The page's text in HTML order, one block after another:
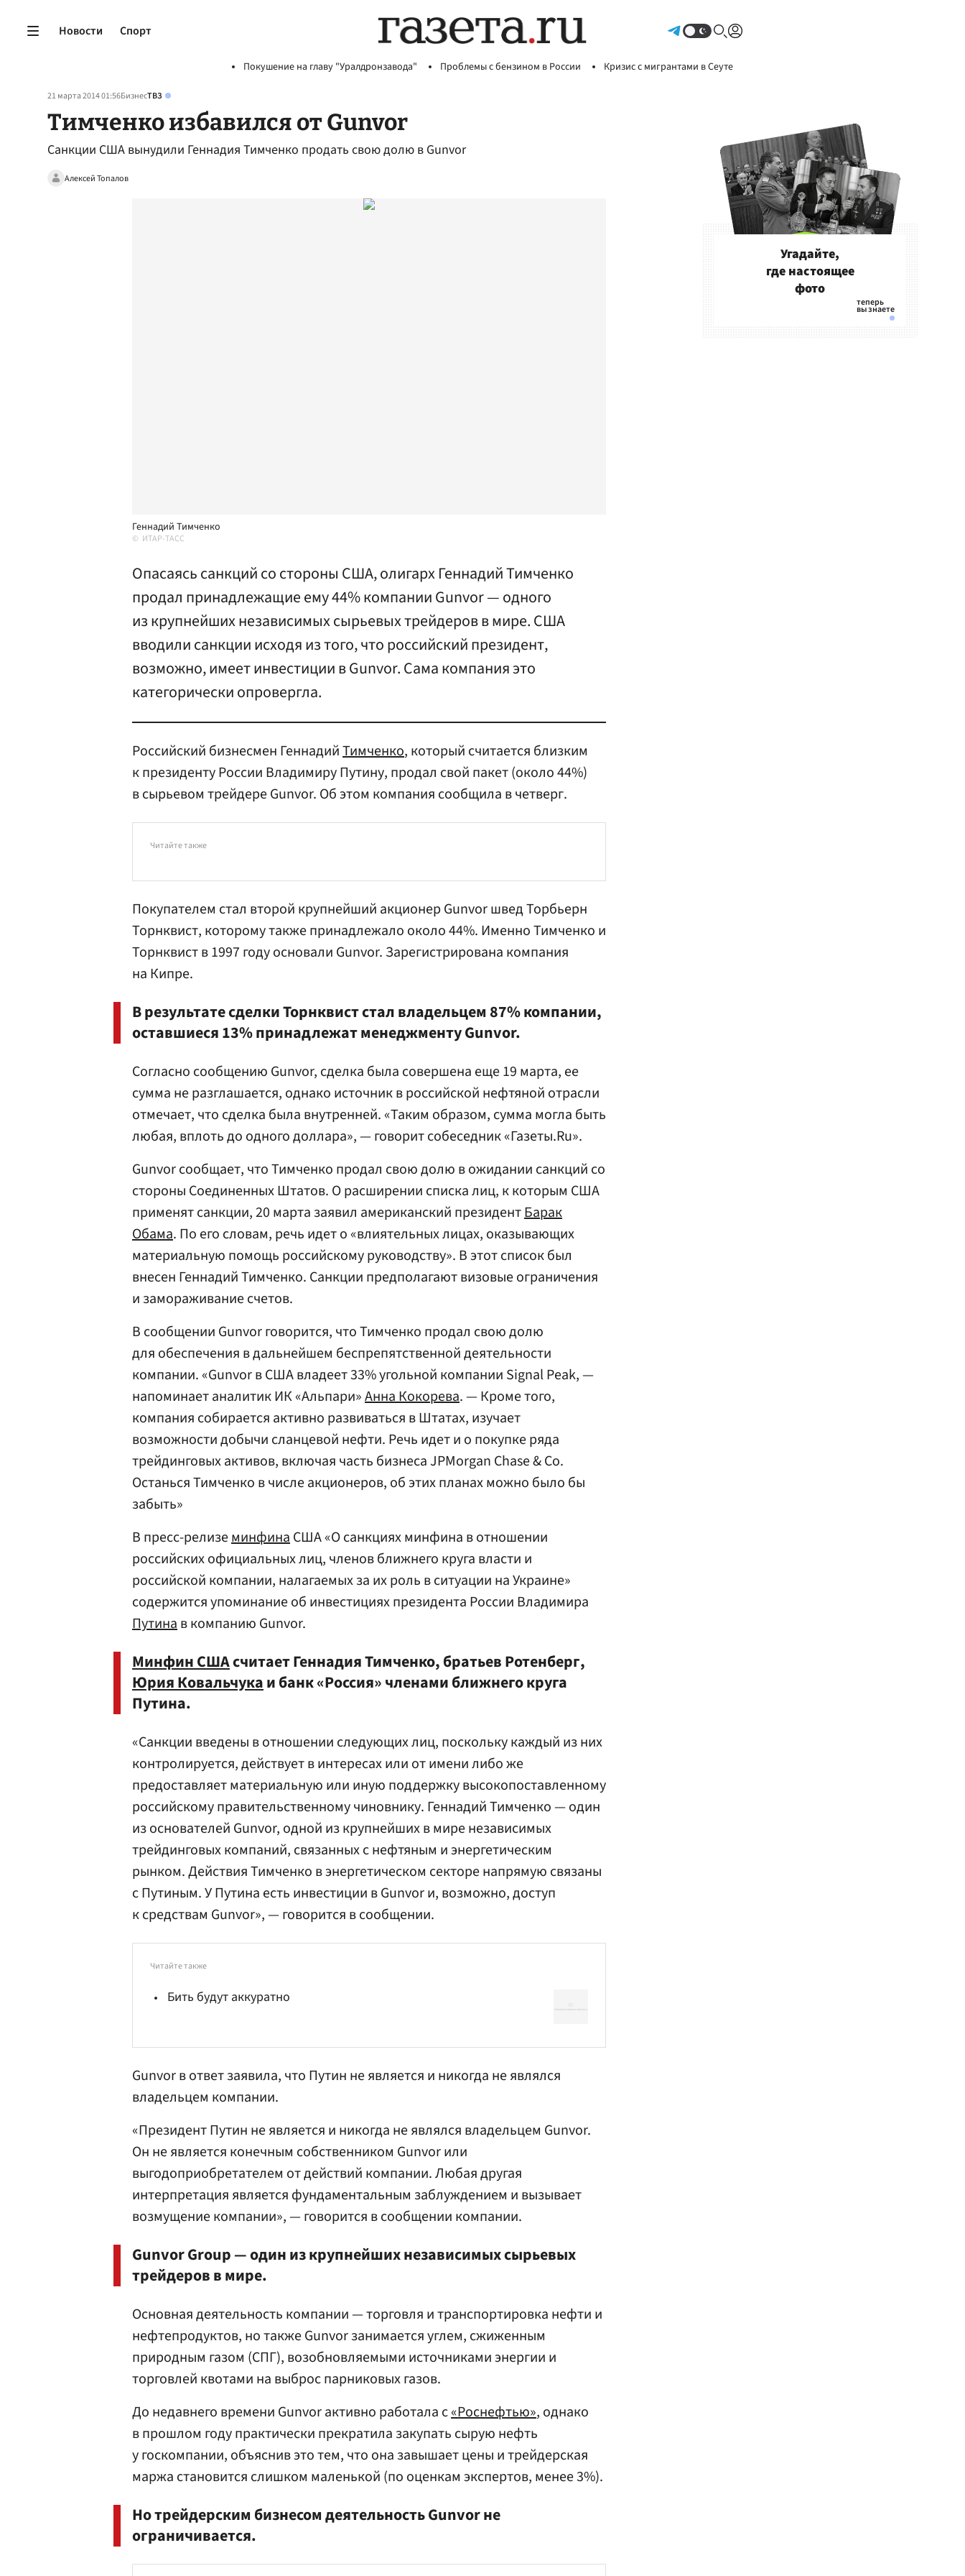
Новости Спорт
Покушение на главу "Уралдронзавода" Проблемы с бензином в России Кризис с мигрантами в Сеуте
21 марта 2014 01:56БизнесТВЗ
Тимченко избавился от Gunvor
Санкции США вынудили Геннадия Тимченко продать свою долю в Gunvor
Алексей Топалов
Геннадий Тимченко
ИТАР-ТАСС
Опасаясь санкций со стороны США, олигарх Геннадий Тимченко
продал принадлежащие ему 44% компании Gunvor — одного
из крупнейших независимых сырьевых трейдеров в мире. CША
вводили санкции исходя из того, что российский президент,
возможно, имеет инвестиции в Gunvor. Сама компания это
категорически опровергла.
Российский бизнесмен ГеннадийТимченко, который считается близким
к президенту России Владимиру Путину, продал свой пакет (около 44%)
в сырьевом трейдере Gunvor. Об этом компания сообщила в четверг.
Читайте также
Покупателем стал второй крупнейший акционер Gunvor швед Торбьерн
Торнквист, которому также принадлежало около 44%. Именно Тимченко и
Торнквист в 1997 году основали Gunvor. Зарегистрирована компания
на Кипре.
В результате сделки Торнквист стал владельцем 87% компании,
оставшиеся 13% принадлежат менеджменту Gunvor.
Согласно сообщению Gunvor, сделка была совершена еще 19 марта, ее
сумма не разглашается, однако источник в российской нефтяной отрасли
отмечает, что сделка была внутренней. «Таким образом, сумма могла быть
любая, вплоть до одного доллара», — говорит собеседник «Газеты.Ru».
Gunvor сообщает, что Тимченко продал свою долю в ожидании санкций со
стороны Соединенных Штатов. О расширении списка лиц, к которым США
применят санкции, 20 марта заявил американский президентБарак
Обама. По его словам, речь идет о «влиятельных лицах, оказывающих
материальную помощь российскому руководству». В этот список был
внесен Геннадий Тимченко. Санкции предполагают визовые ограничения
и замораживание счетов.
В сообщении Gunvor говорится, что Тимченко продал свою долю
для обеспечения в дальнейшем беспрепятственной деятельности
компании. «Gunvor в США владеет 33% угольной компании Signal Peak, —
напоминает аналитик ИК «Альпари»Анна Кокорева. — Кроме того,
компания собирается активно развиваться в Штатах, изучает
возможности добычи сланцевой нефти. Речь идет и о покупке ряда
трейдинговых активов, включая часть бизнеса JPMorgan Chase & Co.
Останься Тимченко в числе акционеров, об этих планах можно было бы
забыть»
В пресс-релиземинфинаСША «О санкциях минфина в отношении
российских официальных лиц, членов ближнего круга власти и
российской компании, налагаемых за их роль в ситуации на Украине»
содержится упоминание об инвестициях президента России Владимира
Путинав компанию Gunvor.
Минфин СШАсчитает Геннадия Тимченко, братьев Ротенберг,
Юрия Ковальчукаи банк «Россия» членами ближнего круга
Путина.
«Санкции введены в отношении следующих лиц, поскольку каждый из них
контролируется, действует в интересах или от имени либо же
предоставляет материальную или иную поддержку высокопоставленному
российскому правительственному чиновнику. Геннадий Тимченко — один
из основателей Gunvor, одной из крупнейших в мире независимых
трейдинговых компаний, связанных с нефтяным и энергетическим
рынком. Действия Тимченко в энергетическом секторе напрямую связаны
с Путиным. У Путина есть инвестиции в Gunvor и, возможно, доступ
к средствам Gunvor», — говорится в сообщении.
Читайте также
Бить будут аккуратно
Gunvor в ответ заявила, что Путин не является и никогда не являлся
владельцем компании.
«Президент Путин не является и никогда не являлся владельцем Gunvor.
Он не является конечным собственником Gunvor или
выгодоприобретателем от действий компании. Любая другая
интерпретация является фундаментальным заблуждением и вызывает
возмущение компании», — говорится в сообщении компании.
Gunvor Group — один из крупнейших независимых сырьевых
трейдеров в мире.
Основная деятельность компании — торговля и транспортировка нефти и
нефтепродуктов, но также Gunvor занимается углем, сжиженным
природным газом (СПГ), возобновляемыми источниками энергии и
торговлей квотами на выброс парниковых газов.
До недавнего времени Gunvor активно работала с«Роснефтью», однако
в прошлом году практически прекратила закупать сырую нефть
у госкомпании, объяснив это тем, что она завышает цены и трейдерская
маржа становится слишком маленькой (по оценкам экспертов, менее 3%).
Но трейдерским бизнесом деятельность Gunvor не
ограничивается.
Угадайте,
где настоящее
фото